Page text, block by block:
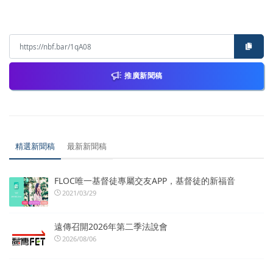
推廣新聞稿
精選新聞稿 最新新聞稿
FLOC唯一基督徒專屬交友APP，基督徒的新福音
2021/03/29
遠傳召開2026年第二季法說會
2026/08/06